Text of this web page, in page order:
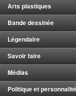
Arts plastiques
Bande dessinée
Légendaire
Savoir faire
Médias
Politique et